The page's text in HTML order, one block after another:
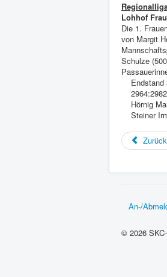
Lohhof
Die 1.
von Margit
Schulze
Endstand
2964:2982
Hörnig
Steiner
Zurück
An-/
© 2026